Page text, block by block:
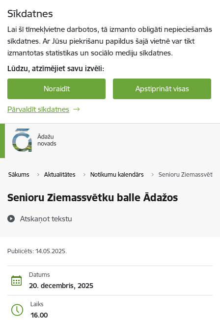
Sīkdatnes
Lai šī tīmekļvietne darbotos, tā izmanto obligāti nepieciešamās
sīkdatnes. Ar Jūsu piekrišanu papildus šajā vietnē var tikt
izmantotas statistikas un sociālo mediju sīkdatnes.
Lūdzu, atzīmējiet savu izvēli:
Noraidīt Apstiprināt visas
Pārvaldīt sīkdatnes
Sākums Aktualitātes Notikumu kalendārs Senioru Ziemassvētku
Senioru Ziemassvētku balle Ādažos
Atskaņot tekstu
Publicēts: 14.05.2025.
Datums
20. decembris, 2025
Laiks
16.00